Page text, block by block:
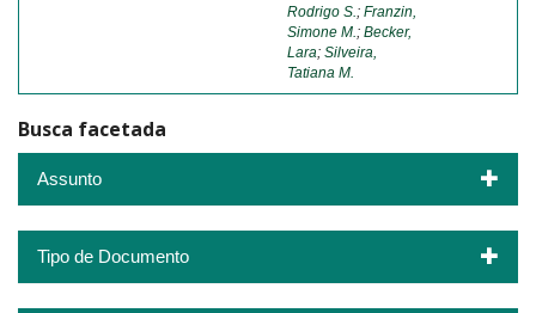
Rodrigo S.; Franzin,
Simone M.; Becker,
Lara; Silveira,
Tatiana M.
Busca facetada
Assunto
Tipo de Documento